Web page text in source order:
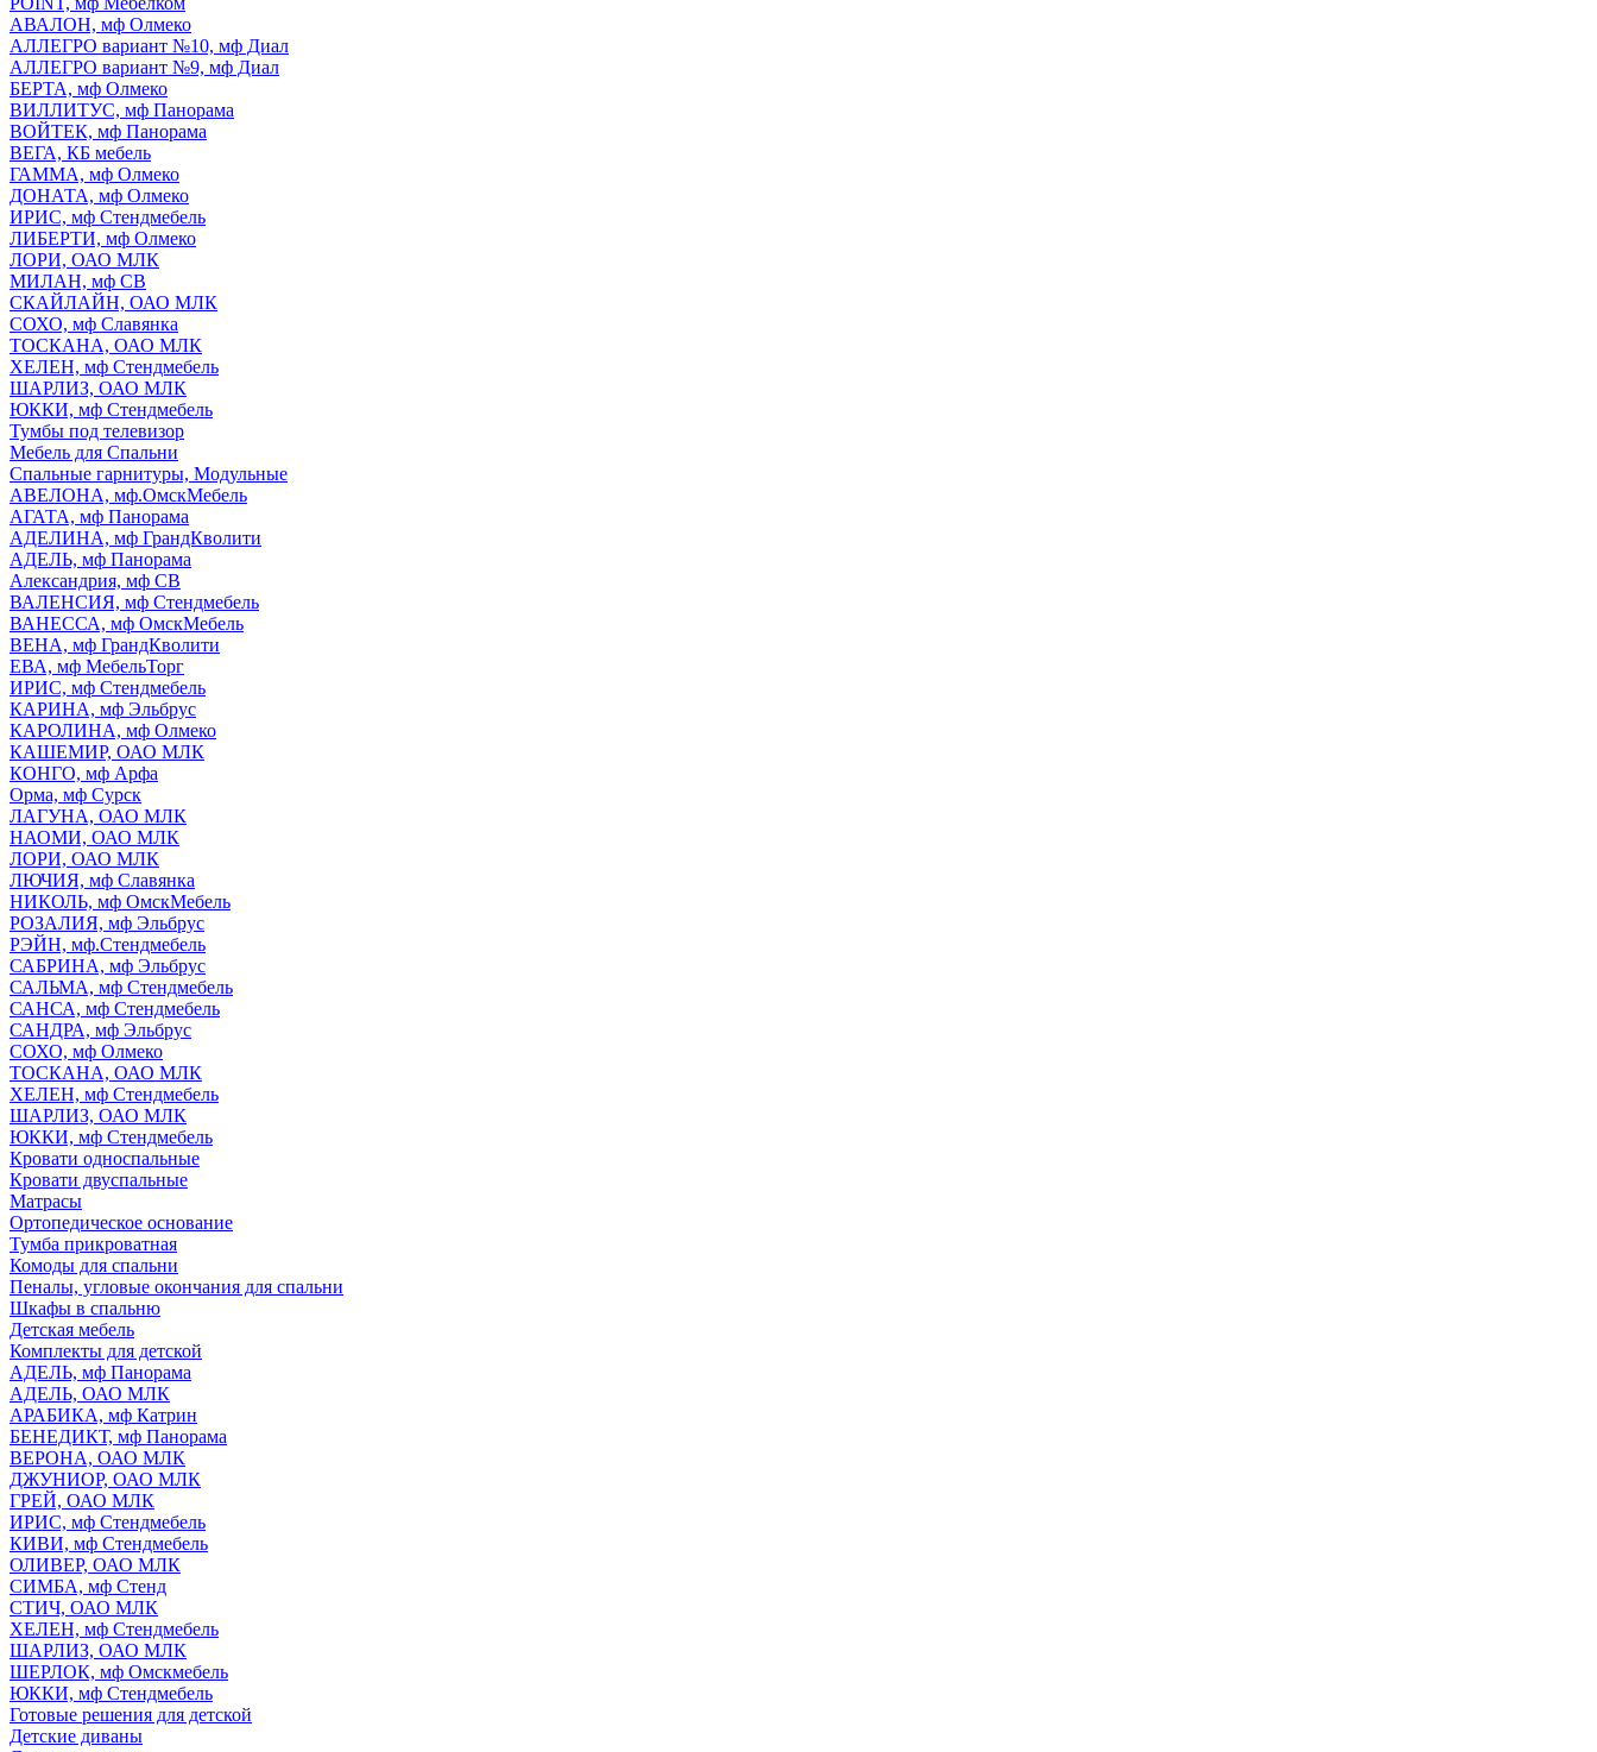
АВАЛОН, мф Олмеко
АЛЛЕГРО вариант №10, мф Диал
АЛЛЕГРО вариант №9, мф Диал
БЕРТА, мф Олмеко
ВИЛЛИТУС, мф Панорама
ВОЙТЕК, мф Панорама
ВЕГА, КБ мебель
ГАММА, мф Олмеко
ДОНАТА, мф Олмеко
ИРИС, мф Стендмебель
ЛИБЕРТИ, мф Олмеко
ЛОРИ, ОАО МЛК
МИЛАН, мф СВ
СКАЙЛАЙН, ОАО МЛК
СОХО, мф Славянка
ТОСКАНА, ОАО МЛК
ХЕЛЕН, мф Стендмебель
ШАРЛИЗ, ОАО МЛК
ЮККИ, мф Стендмебель
Тумбы под телевизор
Мебель для Спальни
Спальные гарнитуры, Модульные
АВЕЛОНА, мф.ОмскМебель
АГАТА, мф Панорама
АДЕЛИНА, мф ГрандКволити
АДЕЛЬ, мф Панорама
Александрия, мф СВ
ВАЛЕНСИЯ, мф Стендмебель
ВАНЕССА, мф ОмскМебель
ВЕНА, мф ГрандКволити
ЕВА, мф МебельТорг
ИРИС, мф Стендмебель
КАРИНА, мф Эльбрус
КАРОЛИНА, мф Олмеко
КАШЕМИР, ОАО МЛК
КОНГО, мф Арфа
Орма, мф Сурск
ЛАГУНА, ОАО МЛК
НАОМИ, ОАО МЛК
ЛОРИ, ОАО МЛК
ЛЮЧИЯ, мф Славянка
НИКОЛЬ, мф ОмскМебель
РОЗАЛИЯ, мф Эльбрус
РЭЙН, мф.Стендмебель
САБРИНА, мф Эльбрус
САЛЬМА, мф Стендмебель
САНСА, мф Стендмебель
САНДРА, мф Эльбрус
СОХО, мф Олмеко
ТОСКАНА, ОАО МЛК
ХЕЛЕН, мф Стендмебель
ШАРЛИЗ, ОАО МЛК
ЮККИ, мф Стендмебель
Кровати односпальные
Кровати двуспальные
Матрасы
Ортопедическое основание
Тумба прикроватная
Комоды для спальни
Пеналы, угловые окончания для спальни
Шкафы в спальню
Детская мебель
Комплекты для детской
АДЕЛЬ, мф Панорама
АДЕЛЬ, ОАО МЛК
АРАБИКА, мф Катрин
БЕНЕДИКТ, мф Панорама
ВЕРОНА, ОАО МЛК
ДЖУНИОР, ОАО МЛК
ГРЕЙ, ОАО МЛК
ИРИС, мф Стендмебель
КИВИ, мф Стендмебель
ОЛИВЕР, ОАО МЛК
СИМБА, мф Стенд
СТИЧ, ОАО МЛК
ХЕЛЕН, мф Стендмебель
ШАРЛИЗ, ОАО МЛК
ШЕРЛОК, мф Омскмебель
ЮККИ, мф Стендмебель
Готовые решения для детской
Детские диваны